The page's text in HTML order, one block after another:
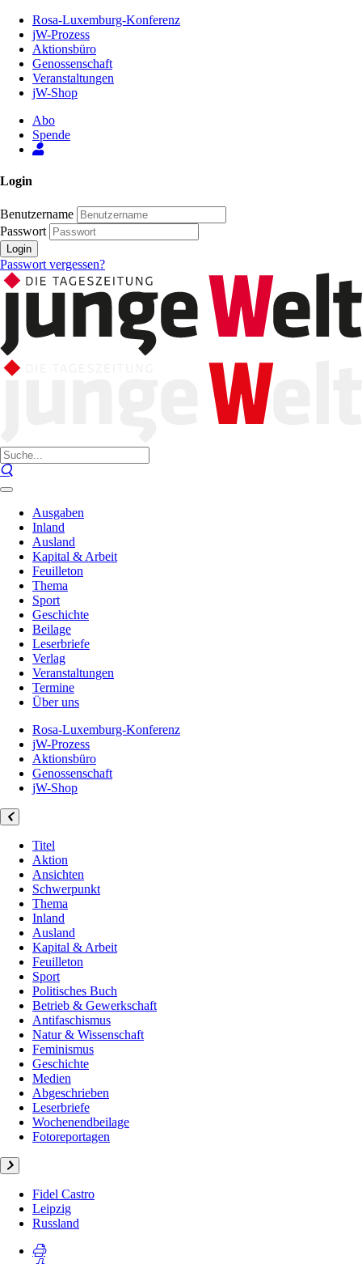
Inhalt
Seite
Rosa-Luxemburg-Konferenz
jW-Prozess
Aktionsbüro
Genossenschaft
Veranstaltungen
jW-Shop
Abo
Spende
Login
Benutzername
Passwort
Login
Passwort vergessen?
Ausgaben
Inland
Ausland
Kapital & Arbeit
Feuilleton
Thema
Sport
Geschichte
Beilage
Leserbriefe
Verlag
Veranstaltungen
Termine
Über uns
Rosa-Luxemburg-Konferenz
jW-Prozess
Aktionsbüro
Genossenschaft
jW-Shop
Titel
Aktion
Ansichten
Schwerpunkt
Thema
Inland
Ausland
Kapital & Arbeit
Feuilleton
Sport
Politisches Buch
Betrieb & Gewerkschaft
Antifaschismus
Natur & Wissenschaft
Feminismus
Geschichte
Medien
Abgeschrieben
Leserbriefe
Wochenendbeilage
Fotoreportagen
Fidel Castro
Leipzig
Russland